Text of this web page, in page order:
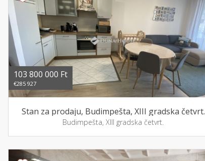
103 800 000 Ft
€285 927
Stan za prodaju, Budimpešta, XIII gradska četvrt.
Budimpešta, XIII gradska četvrt.